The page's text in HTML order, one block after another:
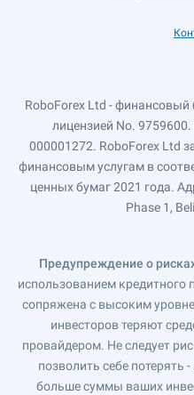
RoboForex Ltd - финансовый
лицензией No.
000001272. RoboForex Ltd
финансовым услугам в
ценных бумаг 2021 года.
Phase 1,
Предупреждение о
использованием кредитного
сопряжена с высоким
инвесторов теряют
провайдером. Не следует
позволить себе потерять
больше суммы ваших